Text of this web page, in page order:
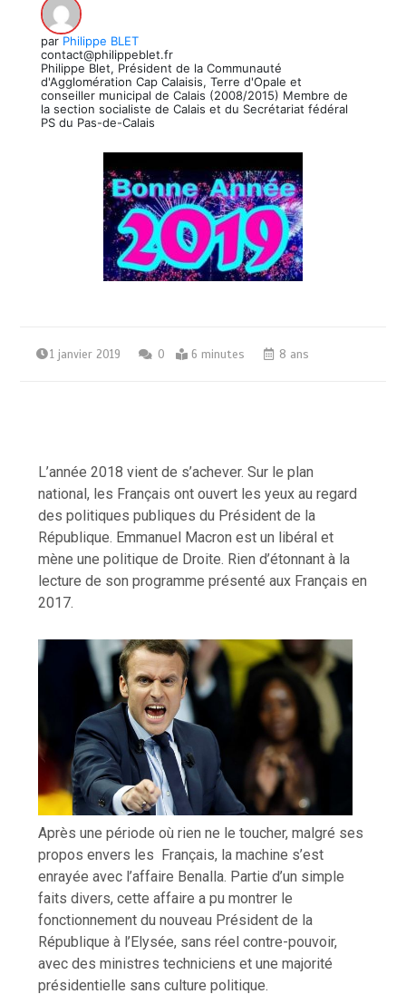
par Philippe BLET
contact@philippeblet.fr
Philippe Blet, Président de la Communauté
d'Agglomération Cap Calaisis, Terre d'Opale et
conseiller municipal de Calais (2008/2015) Membre de
la section socialiste de Calais et du Secrétariat fédéral
PS du Pas-de-Calais
1 janvier 2019 0 6 minutes 8 ans
L’année 2018 vient de s’achever. Sur le plan
national, les Français ont ouvert les yeux au regard
des politiques publiques du Président de la
République. Emmanuel Macron est un libéral et
mène une politique de Droite. Rien d’étonnant à la
lecture de son programme présenté aux Français en
2017.
Après une période où rien ne le toucher, malgré ses
propos envers les Français, la machine s’est
enrayée avec l’affaire Benalla. Partie d’un simple
faits divers, cette affaire a pu montrer le
fonctionnement du nouveau Président de la
République à l’Elysée, sans réel contre-pouvoir,
avec des ministres techniciens et une majorité
présidentielle sans culture politique.